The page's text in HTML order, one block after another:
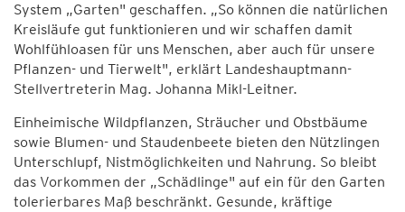
System „Garten" geschaffen. „So können die natürlichen
Kreisläufe gut funktionieren und wir schaffen damit
Wohlfühloasen für uns Menschen, aber auch für unsere
Pflanzen- und Tierwelt", erklärt Landeshauptmann-
Stellvertreterin Mag. Johanna Mikl-Leitner.
Einheimische Wildpflanzen, Sträucher und Obstbäume
sowie Blumen- und Staudenbeete bieten den Nützlingen
Unterschlupf, Nistmöglichkeiten und Nahrung. So bleibt
das Vorkommen der „Schädlinge" auf ein für den Garten
tolerierbares Maß beschränkt. Gesunde, kräftige